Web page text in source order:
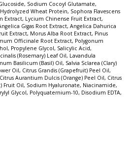
Sodium Cocoyl Glutamate,
Wheat Protein, Sophora Flavescens
Extract, Lycium Chinense Fruit Extract,
Gigas Root Extract, Angelica Dahurica
Extract, Morus Alba Root Extract, Pinus
Officinale Root Extract, Polygonum
Propylene Glycol, Salicylic Acid,
(Rosemary) Leaf Oil, Lavandula
Basilicum (Basil) Oil, Salvia Sclarea (Clary)
Oil, Citrus Grandis (Grapefruit) Peel Oil,
Aurantium Dulcis (Orange) Peel Oil, Citrus
Fruit Oil, Sodium Hyaluronate, Niacinamide,
Glycol, Polyquaternium-10, Disodium EDTA,